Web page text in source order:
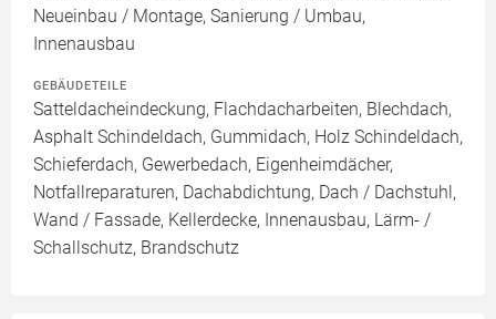
Neueinbau / Montage, Sanierung / Umbau,
Innenausbau
GEBÄUDETEILE
Satteldacheindeckung, Flachdacharbeiten, Blechdach,
Asphalt Schindeldach, Gummidach, Holz Schindeldach,
Schieferdach, Gewerbedach, Eigenheimdächer,
Notfallreparaturen, Dachabdichtung, Dach / Dachstuhl,
Wand / Fassade, Kellerdecke, Innenausbau, Lärm- /
Schallschutz, Brandschutz